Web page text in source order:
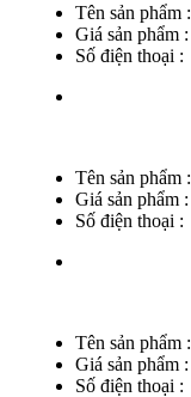
Tên sản phẩm :
Giá sản phẩm :
Số điện thoại :
Tên sản phẩm :
Giá sản phẩm :
Số điện thoại :
Tên sản phẩm :
Giá sản phẩm :
Số điện thoại :